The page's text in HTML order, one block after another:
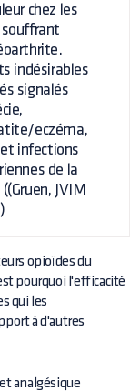
chez les
indésirables
signalés
eczéma,
infections
de la
JVIM
opioïdes du
pourquoi l'efficacité
qui les
à d'autres
analgésique